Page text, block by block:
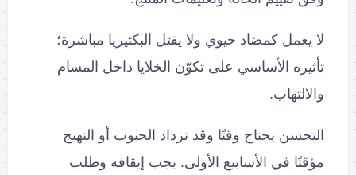
لا يعمل كمضاد حيوي ولا يقتل البكتيريا مباشرة؛
تأثيره الأساسي على تكوّن الخلايا داخل المسام
والالتهاب.
التحسن يحتاج وقتًا وقد تزداد الحبوب أو التهيج
مؤقتًا في الأسابيع الأولى. يجب إيقافه وطلب